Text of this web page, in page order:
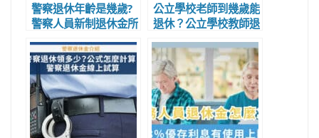
警察退休年齡是幾歲?
警察人員新制退休金所
得替代率試算教學
公立學校老師到幾歲能
退休？公立學校教師退
休年齡、退休條件、月
退休金請領